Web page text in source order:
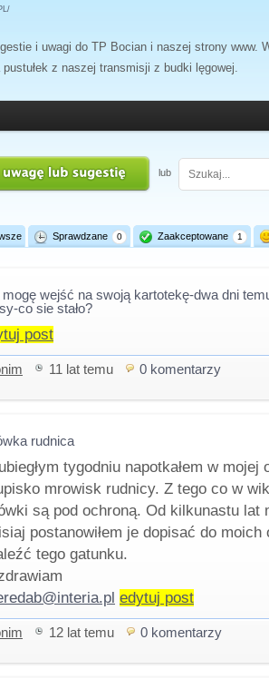
i uwagi do TP Bocian i naszej strony www.
pustułek z naszej transmisji z budki lęgowej.
lub
Sprawdzane 0 Zaakceptowane 1
mogę wejść na swoją kartotekę-dwa dni
co sie stało?
post
11 lat temu 0 komentarzy
rudnica
tygodniu napotkałem w
mrowisk rudnicy. Z tego co w
są pod ochroną. Od kilkunastu
postanowiłem je dopisać do
tego gatunku.
edytuj post
12 lat temu 0 komentarzy